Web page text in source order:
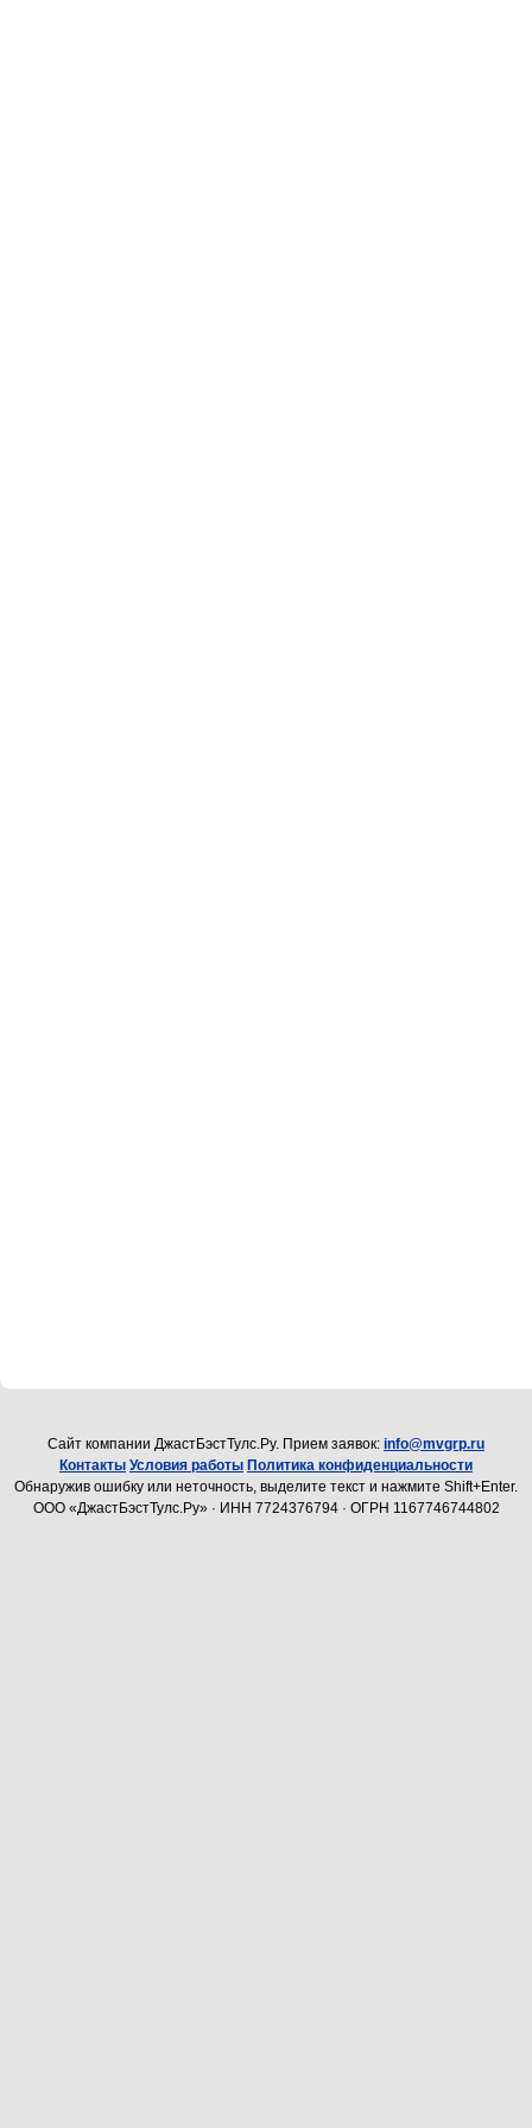
Cайт компании ДжастБэстТулс.Ру. Прием заявок: info@mvgrp.ru
Контакты Условия работы Политика конфиденциальности
Обнаружив ошибку или неточность, выделите текст и нажмите Shift+Enter.
ООО «ДжастБэстТулс.Ру» · ИНН 7724376794 · ОГРН 1167746744802